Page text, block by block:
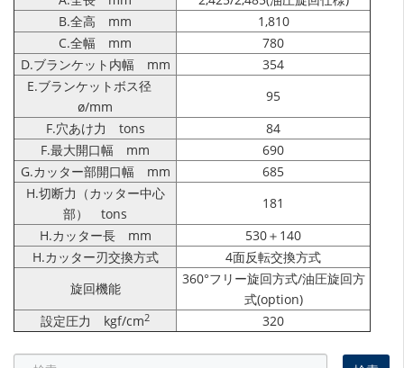
B.全高 mm
1,810
C.全幅 mm
780
D.ブランケット内幅 mm
354
E.ブランケットボス径
ø/mm
95
F.穴あけ力 tons
84
F.最大開口幅 mm
690
G.カッター部開口幅 mm
685
H.切断力（カッター中心
部） tons
181
H.カッター長 mm
530＋140
H.カッター刃交換方式
4面反転交換方式
旋回機能
360°フリー旋回方式/油圧旋回方
式(option)
設定圧力 kgf/cm2 320
検